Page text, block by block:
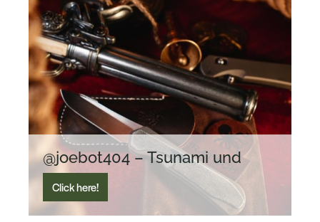
@joebot404 – Tsunami und
jede Menge EDC-Liebe
Click here!